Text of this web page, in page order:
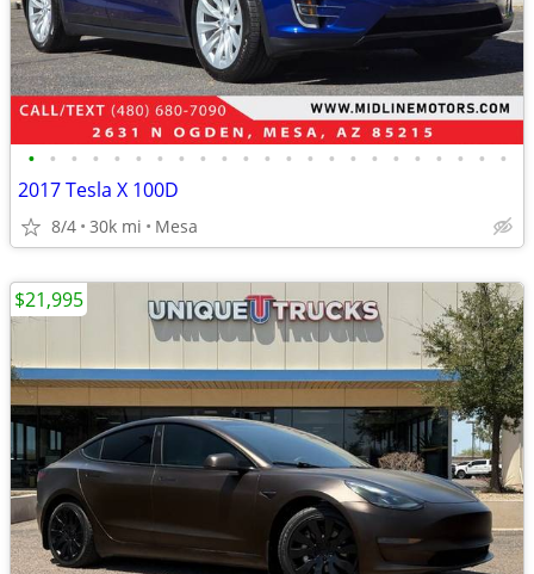
• • • • • • • • • • • • • • • • • • • • • • •
2017 Tesla X 100D
8/4 30k mi Mesa
$21,995